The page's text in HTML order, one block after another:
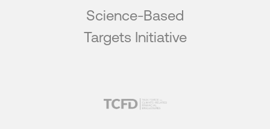
Science-Based
Targets Initiative